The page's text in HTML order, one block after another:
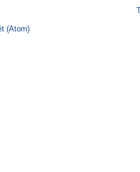
(Atom)